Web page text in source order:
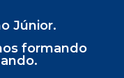
Júnior.
formando